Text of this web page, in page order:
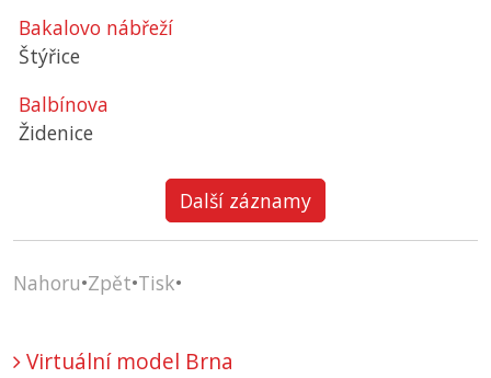
Bakalovo nábřeží
Štýřice
Balbínova
Židenice
Další záznamy
Nahoru•Zpět•Tisk•
Virtuální model Brna